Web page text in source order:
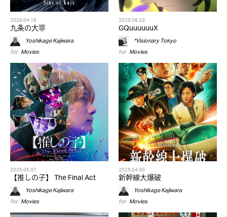
2026.04.15
九条の大罪
Yoshikage Kajiwara
for Movies
2025.06.23
GQuuuuuuX
*Visionary Tokyo
for Movies
2025.05.07
【推しの子】 The Final Act
Yoshikage Kajiwara
for Movies
2025.04.30
新幹線大爆破
Yoshikage Kajiwara
for Movies